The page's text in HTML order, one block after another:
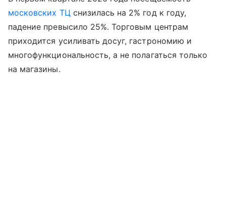
московских ТЦ снизилась на 2% год к году,
падение превысило 25%. Торговым центрам
приходится усиливать досуг, гастрономию и
многофункциональность, а не полагаться только
на магазины.